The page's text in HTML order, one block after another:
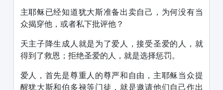
主耶稣已经知道犹大斯准备出卖自己，为何没有当
众揭穿他，或者私下批评他？
天主子降生成人就是为了爱人，接受圣爱的人，就
得到了救恩；拒绝圣爱的人，就是选择惩罚。
爱人，首先是尊重人的尊严和自由，主耶稣当众提
醒犹大斯和伯多禄等门徒，就是邀请他们自己作出